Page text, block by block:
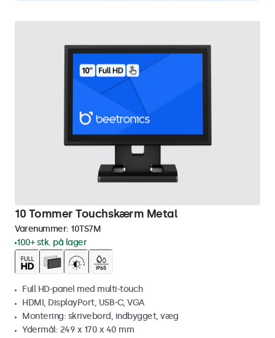
10 Tommer Touchskærm Metal
Varenummer: 10TS7M
100+ stk. på lager
Full HD-panel med multi-touch
HDMI, DisplayPort, USB-C, VGA
Montering: skrivebord, indbygget, væg
Ydermål: 249 x 170 x 40 mm